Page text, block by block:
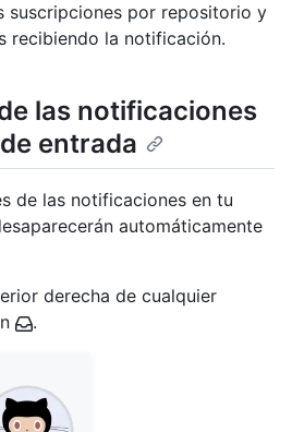
suscripciones por repositorio y
recibiendo la notificación.
las notificaciones
entrada
de las notificaciones en tu
automáticamente
derecha de cualquier
.